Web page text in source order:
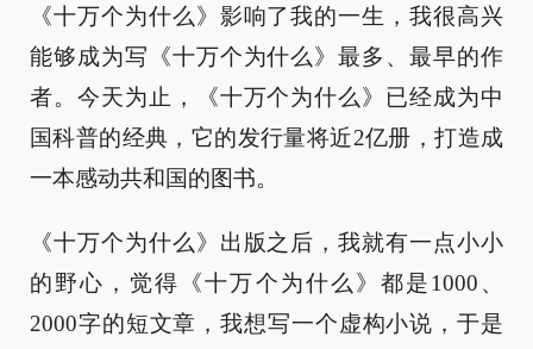
《十万个为什么》影响了我的一生，我很高兴
能够成为写《十万个为什么》最多、最早的作
者。今天为止，《十万个为什么》已经成为中
国科普的经典，它的发行量将近2亿册，打造成
一本感动共和国的图书。
《十万个为什么》出版之后，我就有一点小小
的野心，觉得《十万个为什么》都是1000、
2000字的短文章，我想写一个虚构小说，于是